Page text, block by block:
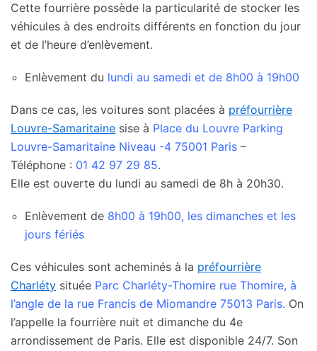
Cette fourrière possède la particularité de stocker les
véhicules à des endroits différents en fonction du jour
et de l’heure d’enlèvement.
Enlèvement du lundi au samedi et de 8h00 à 19h00
Dans ce cas, les voitures sont placées à préfourrière
Louvre-Samaritaine sise à Place du Louvre Parking
Louvre-Samaritaine Niveau -4 75001 Paris –
Téléphone : 01 42 97 29 85.
Elle est ouverte du lundi au samedi de 8h à 20h30.
Enlèvement de 8h00 à 19h00, les dimanches et les
jours fériés
Ces véhicules sont acheminés à la préfourrière
Charléty située Parc Charléty-Thomire rue Thomire, à
l’angle de la rue Francis de Miomandre 75013 Paris. On
l’appelle la fourrière nuit et dimanche du 4e
arrondissement de Paris. Elle est disponible 24/7. Son